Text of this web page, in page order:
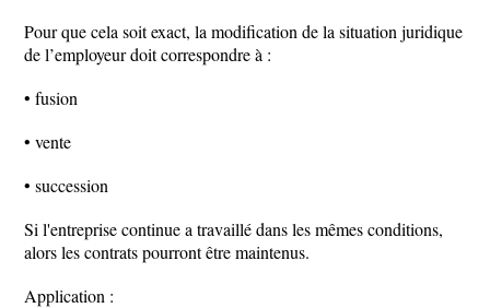
Pour que cela soit exact, la modification de la situation juridique
de l’employeur doit correspondre à :
• fusion
• vente
• succession
Si l'entreprise continue a travaillé dans les mêmes conditions,
alors les contrats pourront être maintenus.
Application :